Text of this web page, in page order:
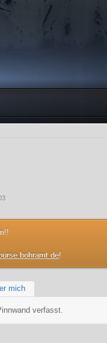
!
mich
verfasst.